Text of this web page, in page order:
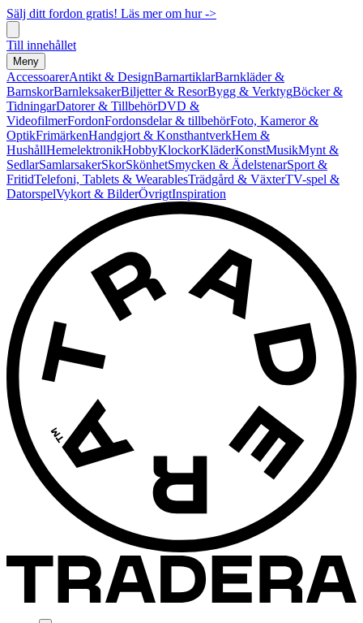
Sälj ditt fordon gratis! Läs mer om hur ->
Till innehållet
Meny
AccessoarerAntikt & DesignBarnartiklarBarnkläder &
BarnskorBarnleksakerBiljetter & ResorBygg & VerktygBöcker &
TidningarDatorer & TillbehörDVD &
VideofilmerFordonFordonsdelar & tillbehörFoto, Kameror &
OptikFrimärkenHandgjort & KonsthantverkHem &
HushållHemelektronikHobbyKlockorKläderKonstMusikMynt &
SedlarSamlarsakerSkorSkönhetSmycken & ÄdelstenarSport &
FritidTelefoni, Tablets & WearablesTrädgård & VäxterTV-spel &
DatorspelVykort & BilderÖvrigtInspiration